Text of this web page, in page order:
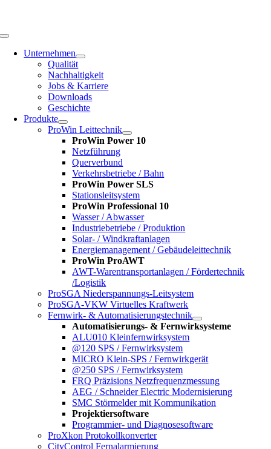
Toggle
NavigationUnternehmen
Qualität
Nachhaltigkeit
Jobs & Karriere
Downloads
Geschichte
Produkte
ProWin Leittechnik
ProWin Power 10
Netzführung
Querverbund
Verkehrsbetriebe / Bahn
ProWin Power SLS
Stationsleitsystem
ProWin Professional 10
Wasser / Abwasser
Industriebetriebe / Produktion
Solar- / Windkraftanlagen
Energiemanagement / Gebäudeleittechnik
ProWin ProAWT
AWT-Warentransportanlagen / Fördertechnik
/Logistik
ProSGA Niederspannungs-Leitsystem
ProSGA-VKW Virtuelles Kraftwerk
Fernwirk- & Automatisierungstechnik
Automatisierungs- & Fernwirksysteme
ALU010 Kleinfernwirksystem
@120 SPS / Fernwirksystem
MICRO Klein-SPS / Fernwirkgerät
@250 SPS / Fernwirksystem
FRQ Präzisions Netzfrequenzmessung
AEG / Schneider Electric Modernisierung
SMC Störmelder mit Kommunikation
Projektiersoftware
Programmier- und Diagnosesoftware
ProXkon Protokollkonverter
CityControl Fernalarmierung